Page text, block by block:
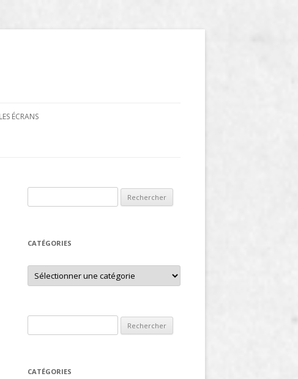
ÉCRANS
CATÉGORIES
Catégories
CATÉGORIES